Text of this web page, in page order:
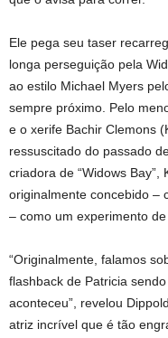
Ele pega seu taser
longa perseguição pela
ao estilo Michael Myers
sempre próximo. Pelo
e o xerife Bachir Clemons
ressuscitado do passado
criadora de “Widows
originalmente concebido –
– como um experimento de
“Originalmente, falamos
flashback de Patricia
aconteceu”, revelou
atriz incrível que é tão